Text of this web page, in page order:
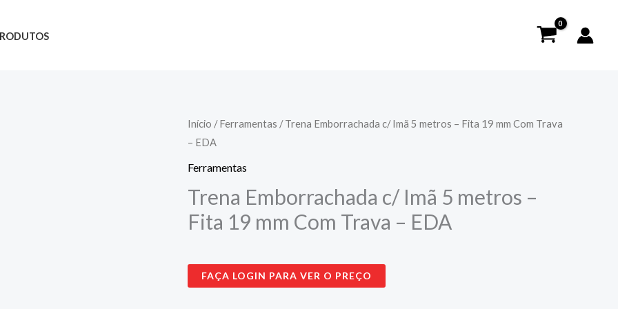
Início /Ferramentas / Trena Emborrachada c/ Imã 5 metros – Fita 19 mm Com Trava
– EDA
Ferramentas
Trena Emborrachada c/ Imã 5 metros –
Fita 19 mm Com Trava – EDA
FAÇA LOGIN PARA VER O PREÇO
Trena
Emborrachada
c/
metros
Fita
19